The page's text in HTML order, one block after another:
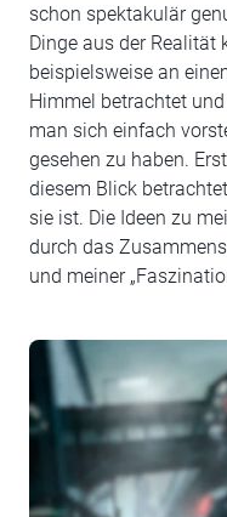
schon spektakulär
Dinge aus der Realität
beispielsweise an
Himmel betrachtet
man sich einfach
gesehen zu haben.
diesem Blick
sie ist. Die Ideen zu
durch das
und meiner